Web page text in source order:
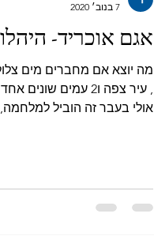
אגם אוכריד-
מה יוצא אם מחברים מים
, עיר צפה ו2 עמים
אולי בעבר זה הוביל
7 בנוב׳ 2020